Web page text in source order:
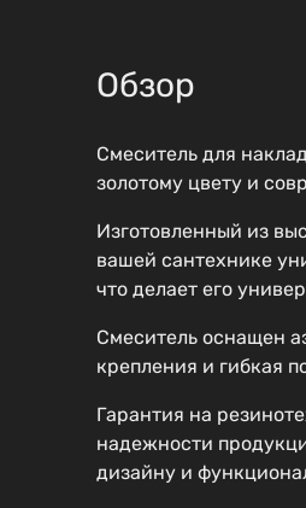
Обзор
Смеситель для
золотому цвету и
Изготовленный из
вашей сантехнике
что делает его
Смеситель оснащен
крепления и гибкая
Гарантия на
надежности
дизайну и